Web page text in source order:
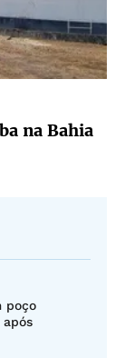
na Bahia
poço